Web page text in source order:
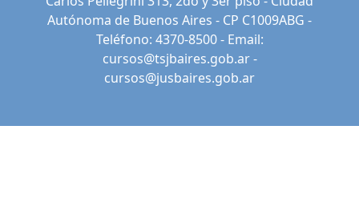
Autónoma de Buenos Aires - CP C1009ABG -
Teléfono: 4370-8500 - Email:
cursos@tsjbaires.gob.ar-
cursos@jusbaires.gob.ar